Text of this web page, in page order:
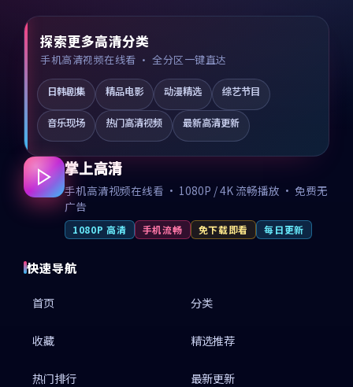
探索更多高清分类
手机高清视频在线看 · 全分区一键直达
日韩剧集 精品电影 动漫精选 综艺节目
音乐现场 热门高清视频 最新高清更新
掌上高清
手机高清视频在线看 · 1080P / 4K 流畅播放 · 免费无
广告
1080P 高清 手机流畅 免下载即看 每日更新
快速导航
首页 分类
收藏 精选推荐
热门排行 最新更新